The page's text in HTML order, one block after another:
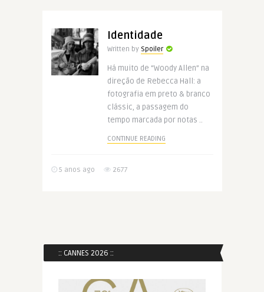
Identidade
Written by Spoiler
Há muito de “Woody Allen” na
direção de Rebecca Hall: a
fotografia em preto & branco
clássic, a passagem do
tempo marcada por notas ..
CONTINUE READING
5 anos ago 2677
:: CANNES 2026 ::